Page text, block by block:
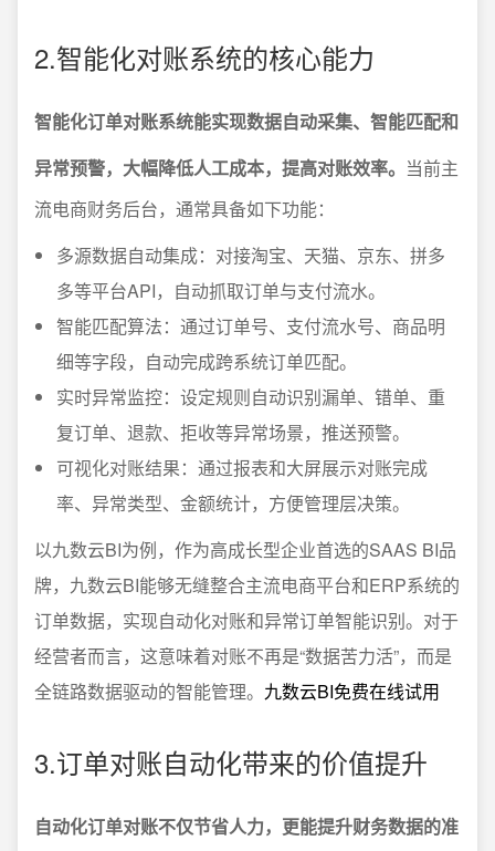
2.智能化对账系统的核心能力
智能化订单对账系统能实现数据自动采集、智能匹配和
异常预警，大幅降低人工成本，提高对账效率。 当前主
流电商财务后台，通常具备如下功能：
多源数据自动集成：对接淘宝、天猫、京东、拼多
多等平台API，自动抓取订单与支付流水。
智能匹配算法：通过订单号、支付流水号、商品明
细等字段，自动完成跨系统订单匹配。
实时异常监控：设定规则自动识别漏单、错单、重
复订单、退款、拒收等异常场景，推送预警。
可视化对账结果：通过报表和大屏展示对账完成
率、异常类型、金额统计，方便管理层决策。
以九数云BI为例，作为高成长型企业首选的SAAS BI品
牌，九数云BI能够无缝整合主流电商平台和ERP系统的
订单数据，实现自动化对账和异常订单智能识别。对于
经营者而言，这意味着对账不再是“数据苦力活”，而是
全链路数据驱动的智能管理。 九数云BI免费在线试用
3.订单对账自动化带来的价值提升
自动化订单对账不仅节省人力，更能提升财务数据的准